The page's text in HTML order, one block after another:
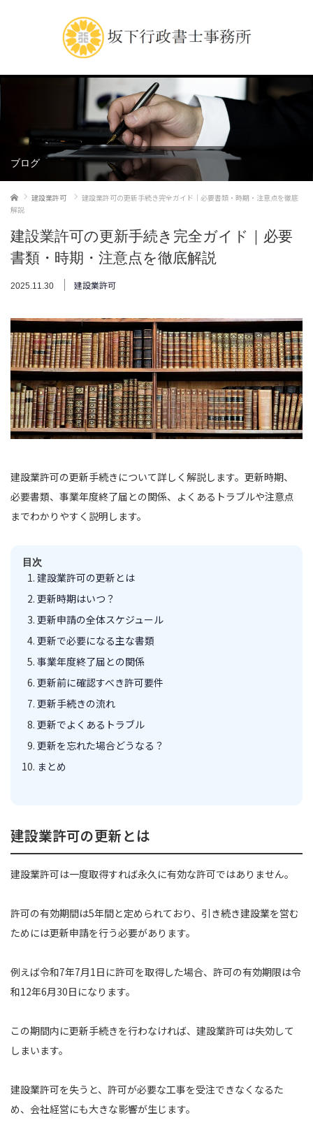
ブログ
ホーム 建設業許可
建設業許可の更新手続き完全ガイド｜必要書類・時期・注意点を徹底
解説
建設業許可の更新手続き完全ガイド｜必要
書類・時期・注意点を徹底解説
2025.11.30 建設業許可
建設業許可の更新手続きについて詳しく解説します。更新時期、
必要書類、事業年度終了届との関係、よくあるトラブルや注意点
までわかりやすく説明します。
目次
建設業許可の更新とは
更新時期はいつ？
更新申請の全体スケジュール
更新で必要になる主な書類
事業年度終了届との関係
更新前に確認すべき許可要件
更新手続きの流れ
更新でよくあるトラブル
更新を忘れた場合どうなる？
まとめ
建設業許可の更新とは
建設業許可は一度取得すれば永久に有効な許可ではありません。
許可の有効期間は5年間と定められており、引き続き建設業を営む
ためには更新申請を行う必要があります。
例えば令和7年7月1日に許可を取得した場合、許可の有効期限は令
和12年6月30日になります。
この期間内に更新手続きを行わなければ、建設業許可は失効して
しまいます。
建設業許可を失うと、許可が必要な工事を受注できなくなるた
め、会社経営にも大きな影響が生じます。